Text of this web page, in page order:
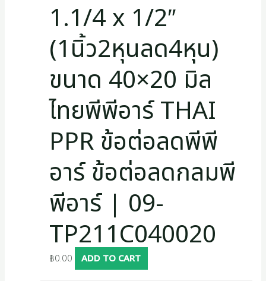
1.1/4 x 1/2″
(1นิ้ว2หุนลด4หุน)
ขนาด 40×20 มิล
ไทยพีพีอาร์ THAI
PPR ข้อต่อลดพีพี
อาร์ ข้อต่อลดกลมพี
พีอาร์ | 09-
TP211C040020
฿0.00 ADD TO CART